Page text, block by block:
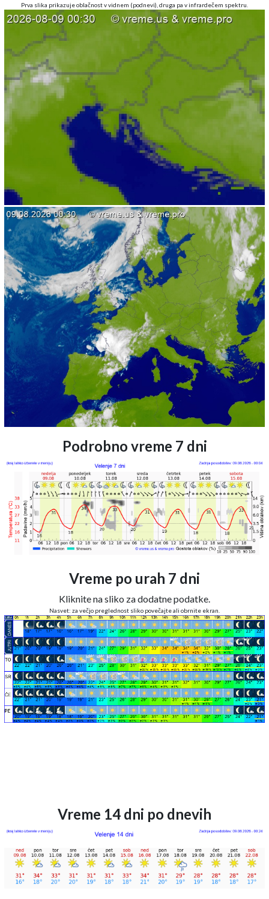
Prva slika prikazuje oblačnost v vidnem (podnevi), druga pa v infrardečem spektru.
Podrobno vreme 7 dni
Vreme po urah 7 dni
Kliknite na sliko za dodatne podatke.
Nasvet: za večjo preglednost sliko povečajte ali obrnite ekran.
Vreme 14 dni po dnevih